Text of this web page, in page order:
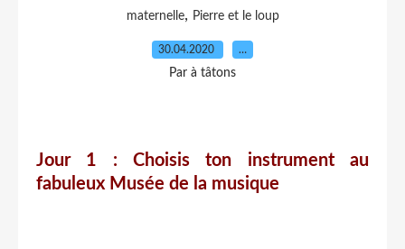
maternelle, Pierre et le loup
30.04.2020 …
Par à tâtons
Jour 1 : Choisis ton instrument au
fabuleux Musée de la musique